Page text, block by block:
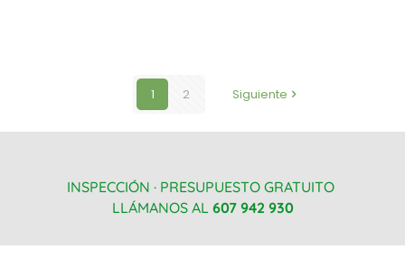
1 2 Siguiente
INSPECCIÓN · PRESUPUESTO GRATUITO
LLÁMANOS AL 607 942 930